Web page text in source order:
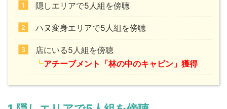
隠しエリアで5人組を傍聴
ハヌ変身エリアで5人組を傍聴
店にいる5人組を傍聴
┗アチーブメント「林の中のキャビン」獲得